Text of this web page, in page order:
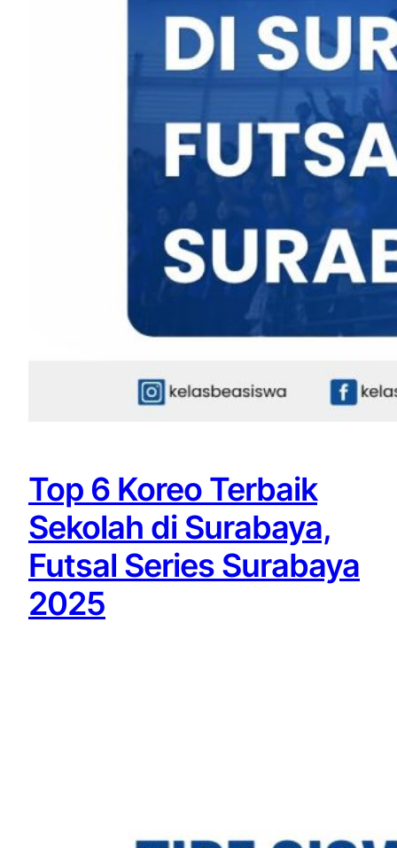
Top 6 Koreo Terbaik
Sekolah di Surabaya,
Futsal Series Surabaya
2025